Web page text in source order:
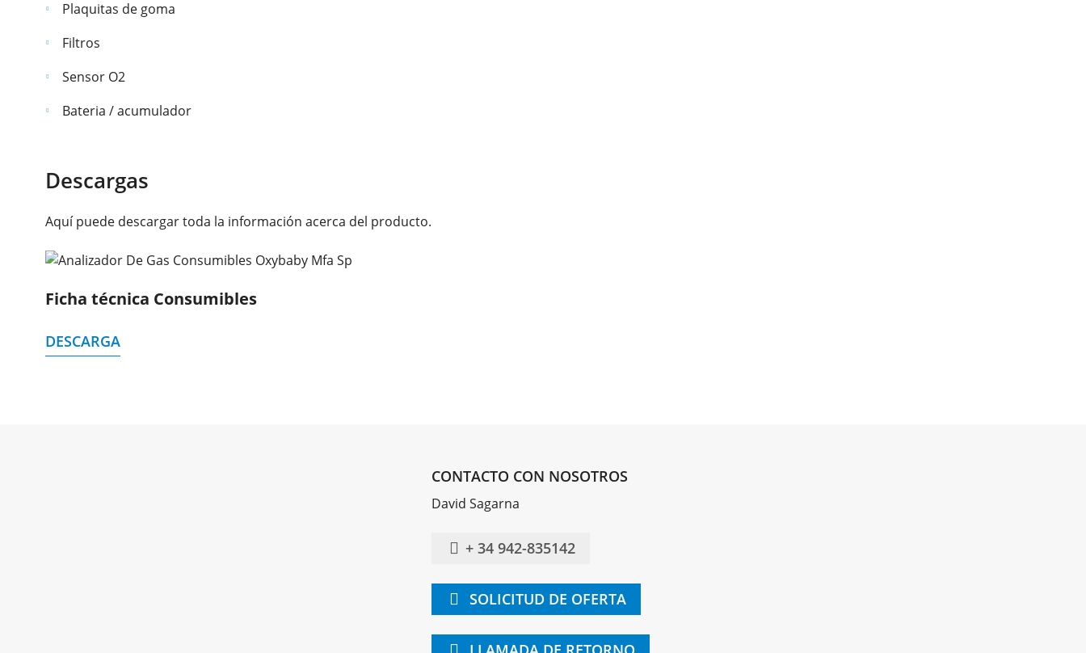
Plaquitas de goma
Filtros
Sensor O2
Bateria / acumulador
Descargas
Aquí puede descargar toda la información acerca del producto.
Ficha técnica Consumibles
DESCARGA
CONTACTO CON NOSOTROS
David Sagarna
+ 34 942-835142
SOLICITUD DE OFERTA